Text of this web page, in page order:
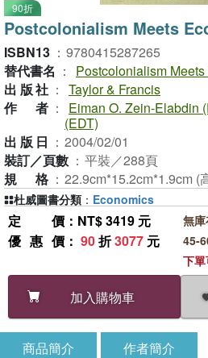
90折
Postcolonialism Meets
ISBN13 ： 9780415287265
替代書名 ：
Postcolonialism
出版社 ： Taylor & Francis
作者 ： Eiman O. Zein-Elabdin
(EDT)
出版日 ： 2004/02/01
裝訂／頁數 ： 平裝／288頁
規格 ： 22.9cm*15.2cm*1.9cm (
定價 ：NT$ 3419 元
優惠價 ： 90折3077 元
加入購物車
無
45-
下
杜威圖書分類 ： Economics
商品簡介 作者簡介